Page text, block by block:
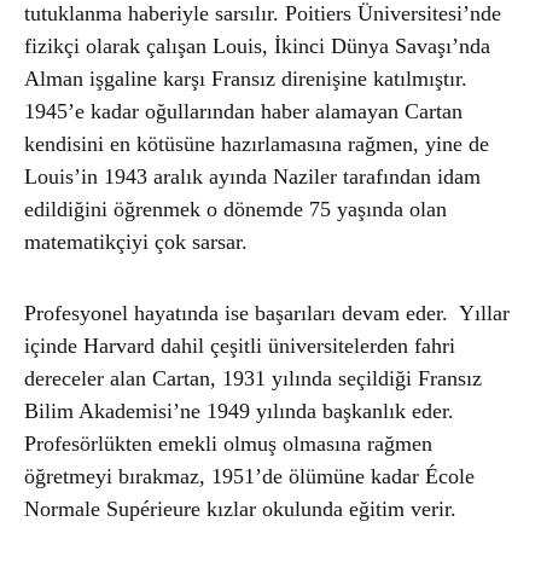
tutuklanma haberiyle sarsılır. Poitiers Üniversitesi’nde
fizikçi olarak çalışan Louis, İkinci Dünya Savaşı’nda
Alman işgaline karşı Fransız direnişine katılmıştır.
1945’e kadar oğullarından haber alamayan Cartan
kendisini en kötüsüne hazırlamasına rağmen, yine de
Louis’in 1943 aralık ayında Naziler tarafından idam
edildiğini öğrenmek o dönemde 75 yaşında olan
matematikçiyi çok sarsar.
Profesyonel hayatında ise başarıları devam eder. Yıllar
içinde Harvard dahil çeşitli üniversitelerden fahri
dereceler alan Cartan, 1931 yılında seçildiği Fransız
Bilim Akademisi’ne 1949 yılında başkanlık eder.
Profesörlükten emekli olmuş olmasına rağmen
öğretmeyi bırakmaz, 1951’de ölümüne kadar École
Normale Supérieure kızlar okulunda eğitim verir.